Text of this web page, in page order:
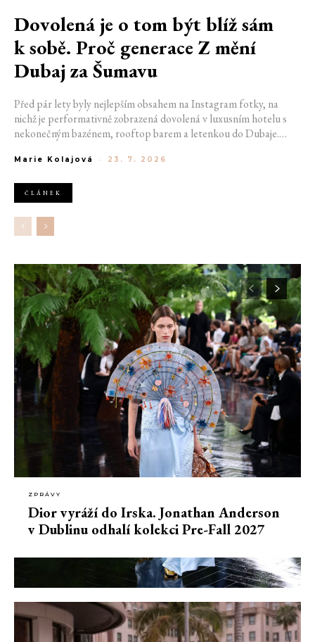
Dovolená je o tom být blíž sám
k sobě. Proč generace Z mění
Dubaj za Šumavu
Před pár lety byly nejlepším obsahem na Instagram fotky, na
nichž je performativně zobrazená dovolená v luxusním hotelu s
nekonečným bazénem, rooftop barem a letenkou do Dubaje.
horách. Ranní koupání v lomu. Výlet vlakem na Šumavu.
Marie Kolajová - 23. 7. 2026
ČLÁNEK
ZPRÁVY
Dior vyráží do Irska. Jonathan Anderson
v Dublinu odhalí kolekci Pre-Fall 2027